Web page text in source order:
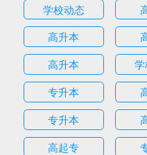
学校动态
高升本
高升本
专升本
专升本
高起专